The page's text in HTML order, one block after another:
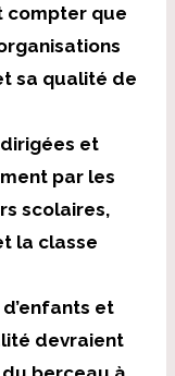
compter que
sa qualité de
et
par les
scolaires,
la classe
et
devraient